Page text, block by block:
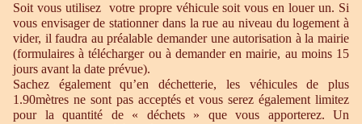
Soit vous utilisez votre propre véhicule soit vous en louer un. Si
vous envisager de stationner dans la rue au niveau du logement à
vider, il faudra au préalable demander une autorisation à la mairie
(formulaires à télécharger ou à demander en mairie, au moins 15
jours avant la date prévue).
Sachez également qu’en déchetterie, les véhicules de plus
1.90mètres ne sont pas acceptés et vous serez également limitez
pour la quantité de « déchets » que vous apporterez. Un